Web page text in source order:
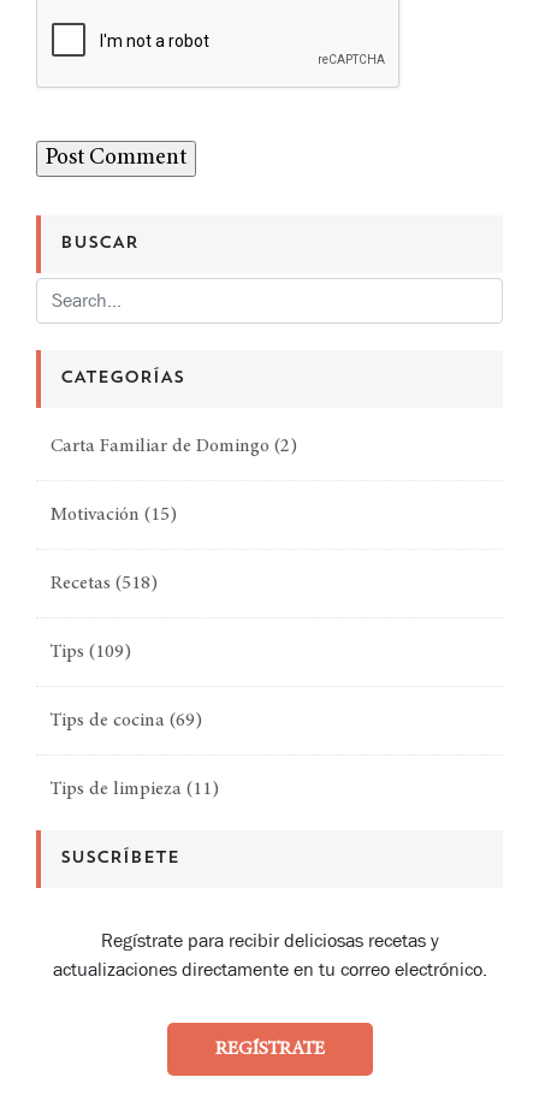
BUSCAR
CATEGORÍAS
Carta Familiar de Domingo (2)
Motivación (15)
Recetas (518)
Tips (109)
Tips de cocina (69)
Tips de limpieza (11)
SUSCRÍBETE
Regístrate para recibir deliciosas recetas y
actualizaciones directamente en tu correo electrónico.
REGÍSTRATE